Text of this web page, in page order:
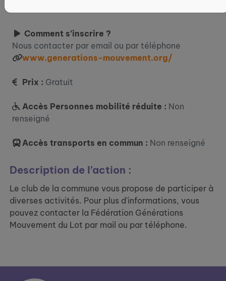
Comment s’inscrire ?
Nous contacter par email ou par téléphone
www.generations-mouvement.org/
Prix : Gratuit
Accès Personnes mobilité réduite : Non
renseigné
Accès transports en commun : Non renseigné
Description de l’action :
Le club de la commune vous propose de participer à
diverses activités. Pour plus d'informations, vous
pouvez contacter la Fédération Générations
Mouvement du Lot par mail ou par téléphone.